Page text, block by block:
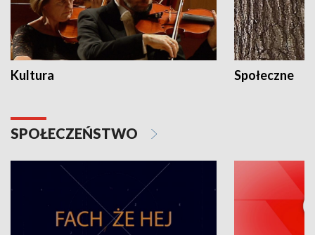
Kultura Społeczne
SPOŁECZEŃSTWO